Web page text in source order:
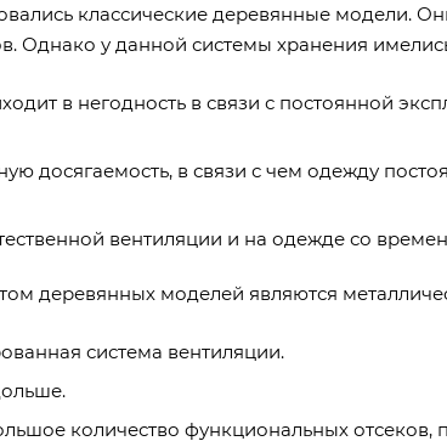
классические деревянные модели.
Однако у данной системы хранения
в негодность в связи с постоянной
досягаемость, в связи с чем одежду
вентиляции и на одежде со
деревянных моделей являются
система вентиляции.
количество функциональных отсеков,